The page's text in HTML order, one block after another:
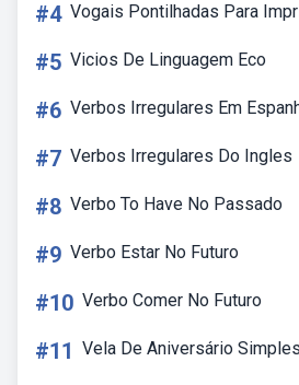
#4 Vogais Pontilhadas Para
#5 Vicios De Linguagem Eco
#6 Verbos Irregulares Em
#7 Verbos Irregulares Do Ingles
#8 Verbo To Have No Passado
#9 Verbo Estar No Futuro
#10 Verbo Comer No Futuro
#11 Vela De Aniversário Simples